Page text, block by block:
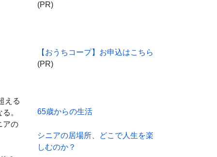
える
。
アの
(PR)
【おうちコープ】お申込はこちら
(PR)
65歳からの生活
シニアの居場所、どこで人生を楽
しむのか？